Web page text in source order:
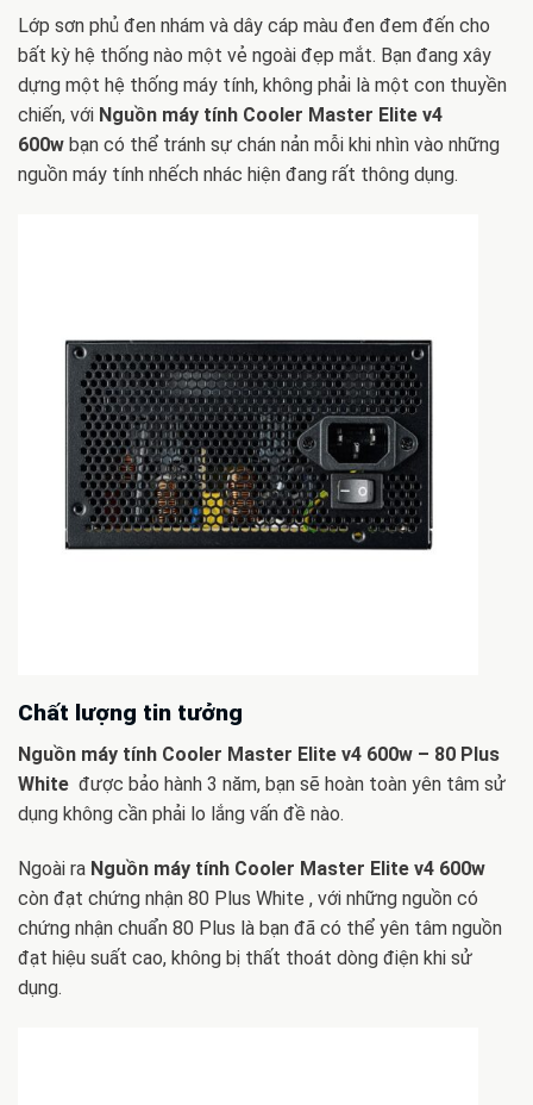
Lớp sơn phủ đen nhám và dây cáp màu đen đem đến cho
bất kỳ hệ thống nào một vẻ ngoài đẹp mắt. Bạn đang xây
dựng một hệ thống máy tính, không phải là một con thuyền
chiến, với Nguồn máy tính Cooler Master Elite v4
600w bạn có thể tránh sự chán nản mỗi khi nhìn vào những
nguồn máy tính nhếch nhác hiện đang rất thông dụng.
Chất lượng tin tưởng
Nguồn máy tính Cooler Master Elite v4 600w – 80 Plus
White được bảo hành 3 năm, bạn sẽ hoàn toàn yên tâm sử
dụng không cần phải lo lắng vấn đề nào.
Ngoài ra Nguồn máy tính Cooler Master Elite v4 600w
còn đạt chứng nhận 80 Plus White , với những nguồn có
chứng nhận chuẩn 80 Plus là bạn đã có thể yên tâm nguồn
đạt hiệu suất cao, không bị thất thoát dòng điện khi sử
dụng.